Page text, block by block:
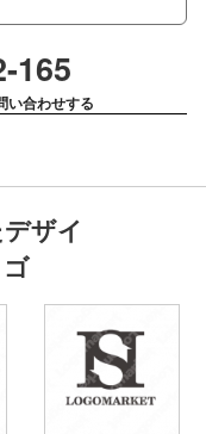
165
い合わせする
ザイ